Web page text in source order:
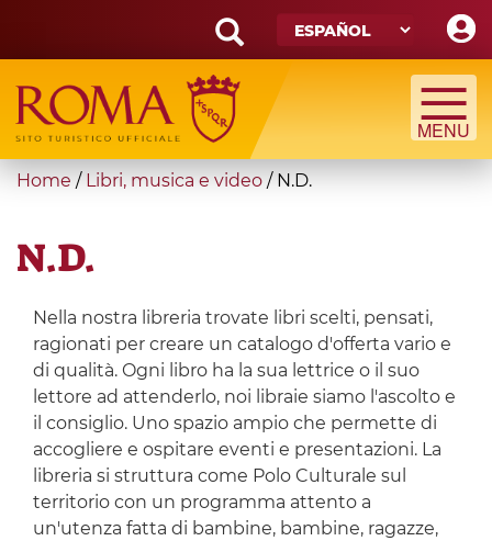
main
content
Search
form
Búsqueda
You
here
Home / Libri, musica e video / N.D.
N.D.
Nella nostra libreria trovate libri scelti, pensati,
ragionati per creare un catalogo d'offerta vario e
di qualità. Ogni libro ha la sua lettrice o il suo
lettore ad attenderlo, noi libraie siamo l'ascolto e
il consiglio. Uno spazio ampio che permette di
accogliere e ospitare eventi e presentazioni. La
libreria si struttura come Polo Culturale sul
territorio con un programma attento a
un'utenza fatta di bambine, bambine, ragazze,